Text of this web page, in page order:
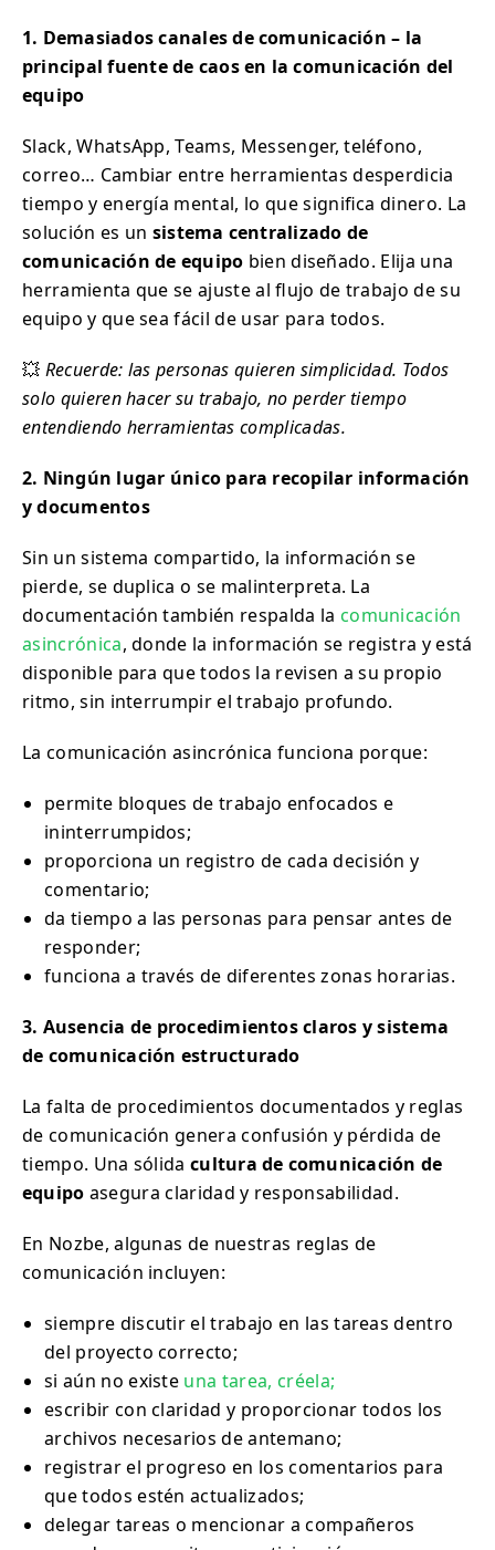
1. Demasiados canales de comunicación – la
principal fuente de caos en la comunicación del
equipo
Slack, WhatsApp, Teams, Messenger, teléfono,
correo… Cambiar entre herramientas desperdicia
tiempo y energía mental, lo que significa dinero. La
solución es un sistema centralizado de
comunicación de equipo bien diseñado. Elija una
herramienta que se ajuste al flujo de trabajo de su
equipo y que sea fácil de usar para todos.
💥 Recuerde: las personas quieren simplicidad. Todos
solo quieren hacer su trabajo, no perder tiempo
entendiendo herramientas complicadas.
2. Ningún lugar único para recopilar información
y documentos
Sin un sistema compartido, la información se
pierde, se duplica o se malinterpreta. La
documentación también respalda la comunicación
asincrónica, donde la información se registra y está
disponible para que todos la revisen a su propio
ritmo, sin interrumpir el trabajo profundo.
La comunicación asincrónica funciona porque:
permite bloques de trabajo enfocados e
ininterrumpidos;
proporciona un registro de cada decisión y
comentario;
da tiempo a las personas para pensar antes de
responder;
funciona a través de diferentes zonas horarias.
3. Ausencia de procedimientos claros y sistema
de comunicación estructurado
La falta de procedimientos documentados y reglas
de comunicación genera confusión y pérdida de
tiempo. Una sólidacultura de comunicación de
equipo asegura claridad y responsabilidad.
En Nozbe, algunas de nuestras reglas de
comunicación incluyen:
siempre discutir el trabajo en las tareas dentro
del proyecto correcto;
si aún no existe una tarea, créela;
escribir con claridad y proporcionar todos los
archivos necesarios de antemano;
registrar el progreso en los comentarios para
que todos estén actualizados;
delegar tareas o mencionar a compañeros